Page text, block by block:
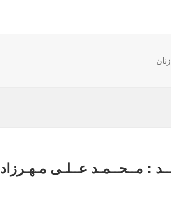
دسته‌ها
زنان
: مــحــمـد عــلـی مـهـرزاد